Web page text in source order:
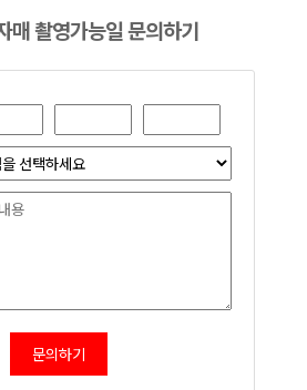
매 촬영가능일 문의하기
문의하기